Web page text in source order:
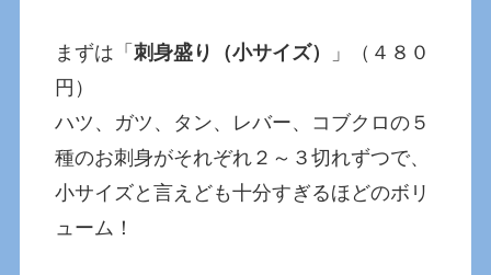
まずは「刺身盛り（小サイズ）
」（４８０
円）
ハツ、ガツ、タン、レバー、コブクロの５
種のお刺身がそれぞれ２～３切れずつで、
小サイズと言えども十分すぎるほどのボリ
ューム！